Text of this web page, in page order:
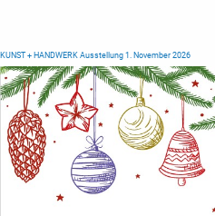
KUNST + HANDWERK Ausstellung 1. November 2026